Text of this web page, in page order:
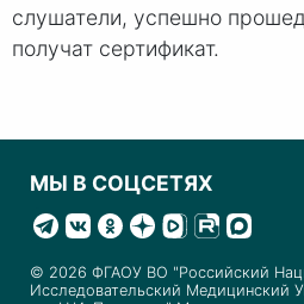
слушатели, успешно
получат сертификат.
МЫ В СОЦСЕТЯХ
© 2026 ФГАОУ ВО "Российский
Исследовательский Медицинский